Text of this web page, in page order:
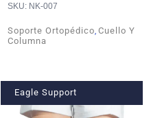
SKU: NK-007
Soporte Ortopédico, Cuello Y
Columna
Eagle Support